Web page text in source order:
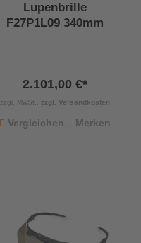
Lupenbrille
F27P1L09 340mm
2.101,00 €*
zzgl. MwSt., zzgl. Versandkosten
Vergleichen Merken